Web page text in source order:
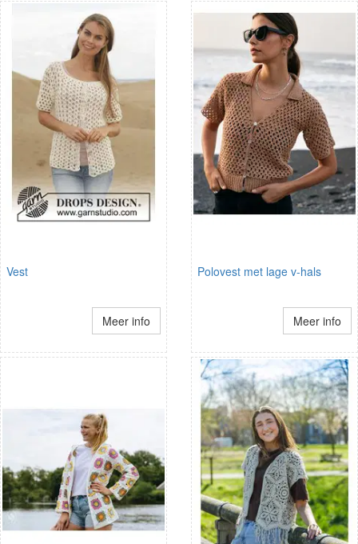
Vest
Meer info
Polovest met lage v-hals
Meer info